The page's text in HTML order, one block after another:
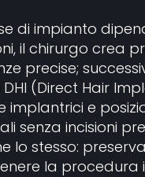
di impianto
il chirurgo crea
precise;
DHI (Direct Hair
implantrici e
senza incisioni
lo stesso:
la procedura